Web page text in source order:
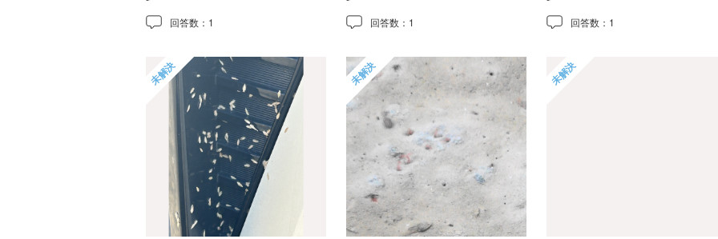
回答数： 1 回答数： 1 回答数： 1
未解決 未解決 未解決